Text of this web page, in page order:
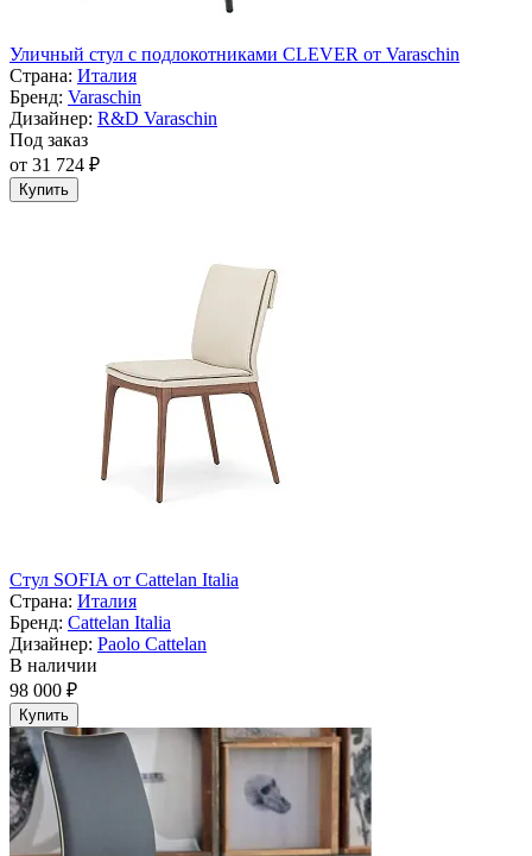
Уличный стул с подлокотниками CLEVER от Varaschin
Страна: Италия
Бренд: Varaschin
Дизайнер: R&D Varaschin
Под заказ
от 31 724 ₽
Купить
Стул SOFIA от Cattelan Italia
Страна: Италия
Бренд: Cattelan Italia
Дизайнер: Paolo Cattelan
В наличии
98 000 ₽
Купить